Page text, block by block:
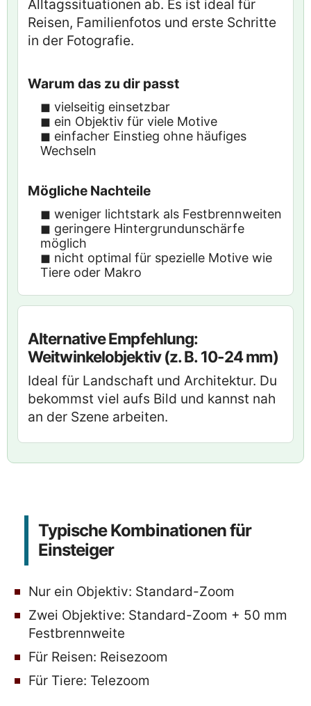
Alltagssituationen ab. Es ist ideal für
Reisen, Familienfotos und erste Schritte
in der Fotografie.
Warum das zu dir passt
◼︎ vielseitig einsetzbar
◼︎ ein Objektiv für viele Motive
◼︎ einfacher Einstieg ohne häufiges
Wechseln
Mögliche Nachteile
◼︎ weniger lichtstark als Festbrennweiten
◼︎ geringere Hintergrundunschärfe
möglich
◼︎ nicht optimal für spezielle Motive wie
Tiere oder Makro
Alternative Empfehlung:
Weitwinkelobjektiv (z. B. 10-24 mm)
Ideal für Landschaft und Architektur. Du
bekommst viel aufs Bild und kannst nah
an der Szene arbeiten.
Typische Kombinationen für
Einsteiger
Nur ein Objektiv: Standard-Zoom
Zwei Objektive: Standard-Zoom + 50 mm
Festbrennweite
Für Reisen: Reisezoom
Für Tiere: Telezoom